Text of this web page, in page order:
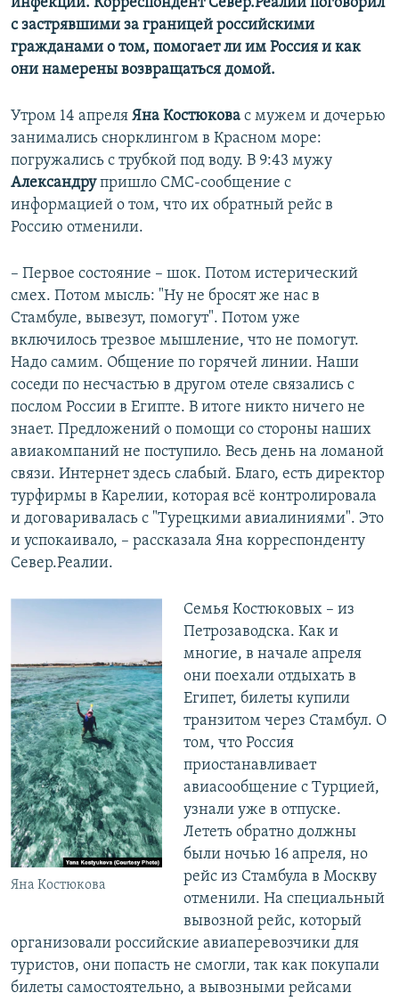
инфекции. Корреспондент Север.Реалии поговорил
с застрявшими за границей российскими
гражданами о том, помогает ли им Россия и как
они намерены возвращаться домой.
Утром 14 апреля Яна Костюкова с мужем и дочерью
занимались снорклингом в Красном море:
погружались с трубкой под воду. В 9:43 мужу
Александрупришло СМС-сообщение с
информацией о том, что их обратный рейс в
Россию отменили.
– Первое состояние – шок. Потом истерический
смех. Потом мысль: "Ну не бросят же нас в
Стамбуле, вывезут, помогут". Потом уже
включилось трезвое мышление, что не помогут.
Надо самим. Общение по горячей линии. Наши
соседи по несчастью в другом отеле связались с
послом России в Египте. В итоге никто ничего не
знает. Предложений о помощи со стороны наших
авиакомпаний не поступило. Весь день на ломаной
связи. Интернет здесь слабый. Благо, есть директор
турфирмы в Карелии, которая всё контролировала
и договаривалась с "Турецкими авиалиниями". Это
и успокаивало, – рассказала Яна корреспонденту
Север.Реалии.
Яна Костюкова
Семья Костюковых – из
Петрозаводска. Как и
многие, в начале апреля
они поехали отдыхать в
Египет, билеты купили
транзитом через Стамбул. О
том, что Россия
приостанавливает
авиасообщение с Турцией,
узнали уже в отпуске.
Лететь обратно должны
были ночью 16 апреля, но
рейс из Стамбула в Москву
отменили. На специальный
вывозной рейс, который
организовали российские авиаперевозчики для
туристов, они попасть не смогли, так как покупали
билеты самостоятельно, а вывозными рейсами